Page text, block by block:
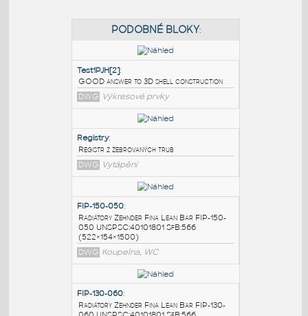
PODOBNÉ BLOKY:
Test1PJH[2]
GOOD answer to 3D shell construction
DWG Výkresové prvky
Registry:
Registr z žebrovaných trub
DWG Vytápění